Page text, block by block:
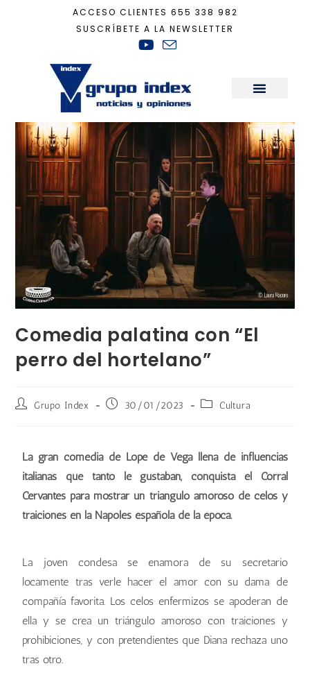
ACCESO CLIENTES 655 338 982
SUSCRÍBETE A LA NEWSLETTER
Cultura +
Comedia palatina con “El
perro del hortelano”
Grupo Index 30/01/2023 Cultura
La gran comedia de Lope de Vega llena de influencias
italianas que tanto le gustaban, conquista el Corral
Cervantes para mostrar un triángulo amoroso de celos y
traiciones en la Nápoles española de la época.
La joven condesa se enamora de su secretario
locamente tras verle hacer el amor con su dama de
compañía favorita. Los celos enfermizos se apoderan de
ella y se crea un triángulo amoroso con traiciones y
prohibiciones, y con pretendientes que Diana rechaza uno
tras otro.